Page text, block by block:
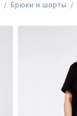
Брюки и шорты